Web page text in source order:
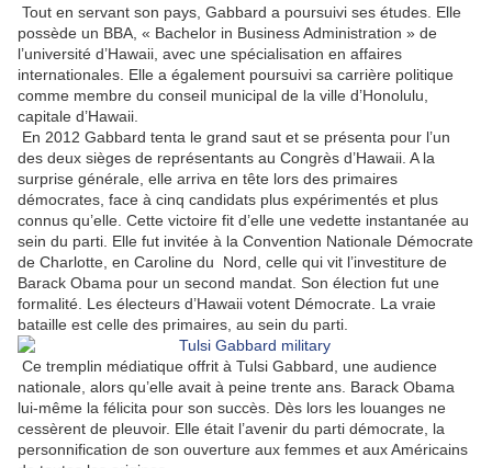
Tout en servant son pays, Gabbard a poursuivi ses études. Elle
possède un BBA, « Bachelor in Business Administration » de
l’université d’Hawaii, avec une spécialisation en affaires
internationales. Elle a également poursuivi sa carrière politique
comme membre du conseil municipal de la ville d’Honolulu,
capitale d’Hawaii.
En 2012 Gabbard tenta le grand saut et se présenta pour l’un
des deux sièges de représentants au Congrès d’Hawaii. A la
surprise générale, elle arriva en tête lors des primaires
démocrates, face à cinq candidats plus expérimentés et plus
connus qu’elle. Cette victoire fit d’elle une vedette instantanée au
sein du parti. Elle fut invitée à la Convention Nationale Démocrate
de Charlotte, en Caroline du
Nord, celle qui vit l’investiture de
Barack Obama pour un second mandat. Son élection fut une
formalité. Les électeurs d’Hawaii votent Démocrate. La vraie
bataille est celle des primaires, au sein du parti.
Ce tremplin médiatique offrit à Tulsi Gabbard, une audience
nationale, alors qu’elle avait à peine trente ans. Barack Obama
lui-même la félicita pour son succès. Dès lors les louanges ne
cessèrent de pleuvoir. Elle était l’avenir du parti démocrate, la
personnification de son ouverture aux femmes et aux Américains